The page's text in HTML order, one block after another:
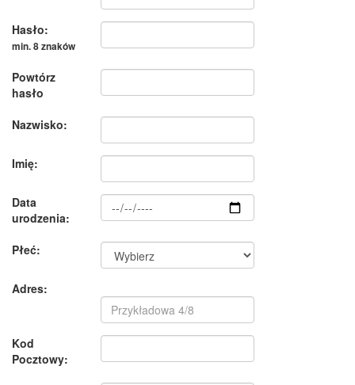
Hasło:
min. 8 znaków
Powtórz
hasło
Nazwisko:
Imię:
Data
urodzenia:
Płeć:
Adres:
Kod
Pocztowy: